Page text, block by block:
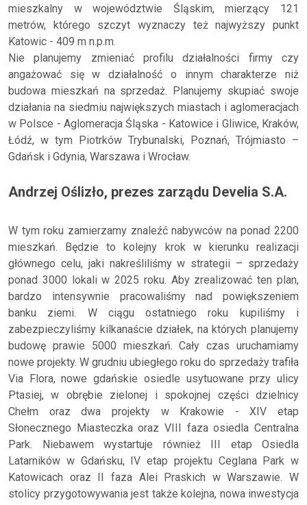
mieszkalny w województwie Śląskim, mierzący 121
metrów, którego szczyt wyznaczy też najwyższy punkt
Katowic - 409 m n.p.m.
Nie planujemy zmieniać profilu działalności firmy czy
angażować się w działalność o innym charakterze niż
budowa mieszkań na sprzedaż. Planujemy skupiać swoje
działania na siedmiu największych miastach i aglomeracjach
w Polsce - Aglomeracja Śląska - Katowice i Gliwice, Kraków,
Łódź, w tym Piotrków Trybunalski, Poznań, Trójmiasto –
Gdańsk i Gdynia, Warszawa i Wrocław.
Andrzej Oślizło, prezes zarządu Develia S.A.
W tym roku zamierzamy znaleźć nabywców na ponad 2200
mieszkań. Będzie to kolejny krok w kierunku realizacji
głównego celu, jaki nakreśliliśmy w strategii – sprzedaży
ponad 3000 lokali w 2025 roku. Aby zrealizować ten plan,
bardzo intensywnie pracowaliśmy nad powiększeniem
banku ziemi. W ciągu ostatniego roku kupiliśmy i
zabezpieczyliśmy kilkanaście działek, na których planujemy
budowę prawie 5000 mieszkań. Cały czas uruchamiamy
nowe projekty. W grudniu ubiegłego roku do sprzedaży trafiła
Via Flora, nowe gdańskie osiedle usytuowane przy ulicy
Ptasiej, w obrębie zielonej i spokojnej części dzielnicy
Chełm oraz dwa projekty w Krakowie - XIV etap
Słonecznego Miasteczka oraz VIII faza osiedla Centralna
Park. Niebawem wystartuje również III etap Osiedla
Latarników w Gdańsku, IV etap projektu Ceglana Park w
Katowicach oraz II faza Alei Praskich w Warszawie. W
stolicy przygotowywania jest także kolejna, nowa inwestycja